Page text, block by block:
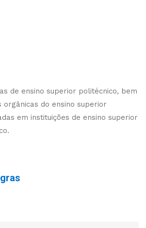
de ensino superior politécnico, bem
orgânicas do ensino superior
em instituições de ensino superior